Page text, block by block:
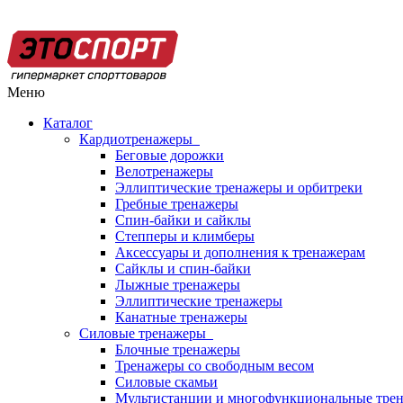
Меню
Каталог
Кардиотренажеры
Беговые дорожки
Велотренажеры
Эллиптические тренажеры и орбитреки
Гребные тренажеры
Спин-байки и сайклы
Степперы и климберы
Аксессуары и дополнения к тренажерам
Сайклы и спин-байки
Лыжные тренажеры
Эллиптические тренажеры
Канатные тренажеры
Силовые тренажеры
Блочные тренажеры
Тренажеры со свободным весом
Силовые скамьи
Мультистанции и многофункциональные